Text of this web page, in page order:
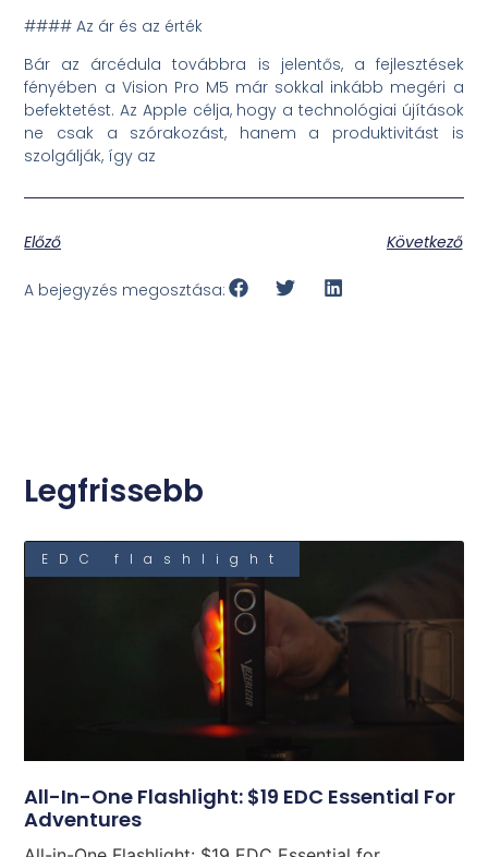
#### Az ár és az érték
Bár az árcédula továbbra is jelentős, a fejlesztések
fényében a Vision Pro M5 már sokkal inkább megéri a
befektetést. Az Apple célja, hogy a technológiai újítások
ne csak a szórakozást, hanem a produktivitást is
szolgálják, így az
Előző Következő
A bejegyzés megosztása:
Legfrissebb
EDC flashlight
All-In-One Flashlight: $19 EDC Essential For
Adventures